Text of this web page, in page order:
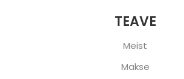
TEAVE
Meist
Makse